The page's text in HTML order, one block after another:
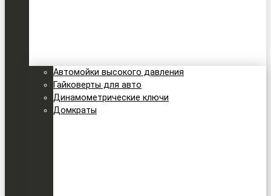
Автомойки высокого давления
Гайковерты для авто
Динамометрические ключи
Домкраты